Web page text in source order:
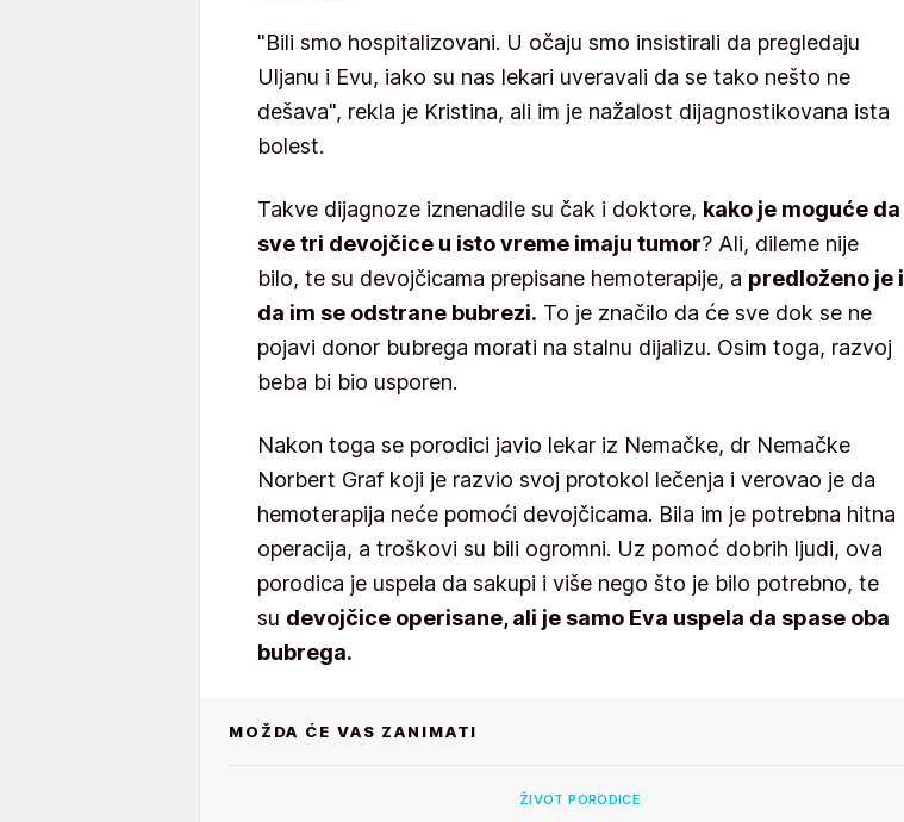
"Bili smo hospitalizovani. U očaju smo insistirali da pregledaju
Uljanu i Evu, iako su nas lekari uveravali da se tako nešto ne
dešava", rekla je Kristina, ali im je nažalost dijagnostikovana ista
bolest.
Takve dijagnoze iznenadile su čak i doktore, kako je moguće da
sve tri devojčice u isto vreme imaju tumor? Ali, dileme nije
bilo, te su devojčicama prepisane hemoterapije, a predloženo je i
da im se odstrane bubrezi. To je značilo da će sve dok se ne
pojavi donor bubrega morati na stalnu dijalizu. Osim toga, razvoj
beba bi bio usporen.
Nakon toga se porodici javio lekar iz Nemačke, dr Nemačke
Norbert Graf koji je razvio svoj protokol lečenja i verovao je da
hemoterapija neće pomoći devojčicama. Bila im je potrebna hitna
operacija, a troškovi su bili ogromni. Uz pomoć dobrih ljudi, ova
porodica je uspela da sakupi i više nego što je bilo potrebno, te
su devojčice operisane, ali je samo Eva uspela da spase oba
bubrega.
MOŽDA ĆE VAS ZANIMATI
ŽIVOT PORODICE